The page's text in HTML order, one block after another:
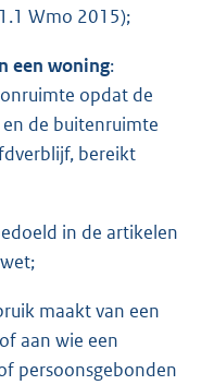
Wmo 2015);
een woning:
opdat de
de buitenruimte
bereikt
in de artikelen
maakt van een
aan wie een
persoonsgebonden